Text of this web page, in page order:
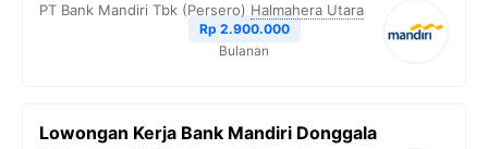
PT Bank Mandiri Tbk (Persero) Halmahera Utara
Rp 2.900.000
Bulanan
Lowongan Kerja Bank Mandiri Donggala